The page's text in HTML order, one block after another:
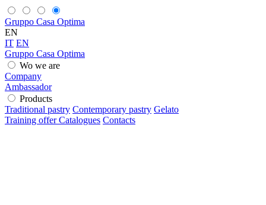
Gruppo Casa Optima
EN
IT EN
Gruppo Casa Optima
Wo we are
Company
Ambassador
Products
Traditional pastry Contemporary pastry Gelato
Training offerCatalogues Contacts